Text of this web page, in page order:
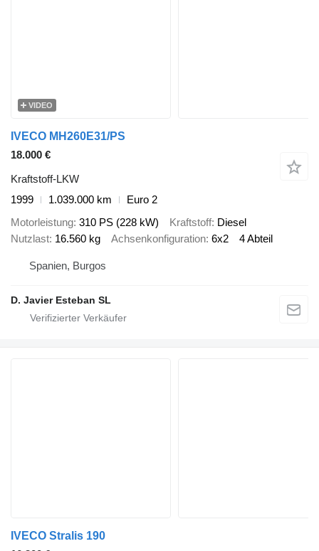
VIDEO
IVECO MH260E31/PS
18.000 €
Kraftstoff-LKW
1999
1.039.000 km
Euro 2
Motorleistung 310 PS (228 kW) Kraftstoff Diesel
Nutzlast 16.560 kg Achsenkonfiguration 6x2 4 Abteil
Spanien, Burgos
D. Javier Esteban SL
IVECO Stralis 190